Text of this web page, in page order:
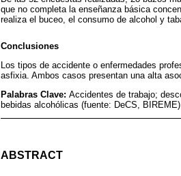
que no completa la enseñanza básica
realiza el buceo, el consumo de alcohol y
Conclusiones
Los tipos de accidente o enfermedades
asfixia. Ambos casos presentan una alta
Palabras Clave: Accidentes de trabajo;
bebidas alcohólicas (fuente: DeCS, BIREME)
ABSTRACT